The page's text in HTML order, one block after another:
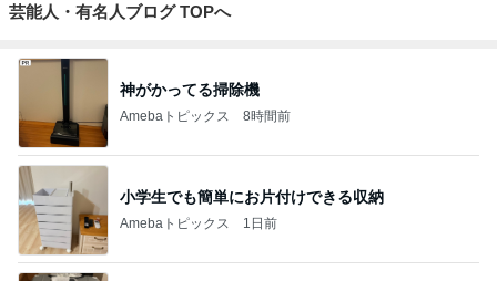
芸能人・有名人ブログ TOPへ
神がかってる掃除機
Amebaトピックス 8時間前
小学生でも簡単にお片付けできる収納
Amebaトピックス 1日前